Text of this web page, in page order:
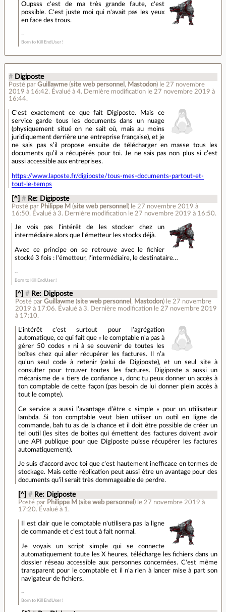
Oupsss c'est de ma très grande faute, c'est
possible. C'est juste moi qui n'avait pas les yeux
en face des trous.
Born to Kill EndUser !
# Digiposte
Posté par Guillawme (site web personnel , Mastodon) le 27 novembre
2019 à 16:42. Évalué à 4. Dernière modification le 27 novembre 2019 à
16:44.
C’est exactement ce que fait Digiposte. Mais ce
service garde tous les documents dans un nuage
(physiquement situé on ne sait où, mais au moins
juridiquement derrière une entreprise française), et je
ne sais pas s’il propose ensuite de télécharger en masse tous les
documents qu’il a récupérés pour toi. Je ne sais pas non plus si c’est
aussi accessible aux entreprises.
https://www.laposte.fr/digiposte/tous-mes-documents-partout-et-
tout-le-temps
[^] # Re: Digiposte
Posté par Philippe M (site web personnel ) le 27 novembre 2019 à
16:50. Évalué à 3. Dernière modification le 27 novembre 2019 à 16:50.
Je vois pas l'intérêt de les stocker chez un
intermédiaire alors que l'émetteur les stocks déjà.
Avec ce principe on se retrouve avec le fichier
stocké 3 fois : l'émetteur, l'intermédiaire, le destinataire…
Born to Kill EndUser !
[^] # Re: Digiposte
Posté par Guillawme(site web personnel , Mastodon) le 27 novembre
2019 à 17:06. Évalué à 3. Dernière modification le 27 novembre 2019
à 17:10.
L’intérêt c’est surtout pour l’agrégation
automatique, ce qui fait que « le comptable n'a pas à
gérer 50 codes » ni à se souvenir de toutes les
boîtes chez qui aller récupérer les factures. Il n’a
qu’un seul code à retenir (celui de Digiposte), et un seul site à
consulter pour trouver toutes les factures. Digiposte a aussi un
mécanisme de « tiers de confiance », donc tu peux donner un accès à
ton comptable de cette façon (pas besoin de lui donner plein accès à
tout le compte).
Ce service a aussi l’avantage d’être « simple » pour un utilisateur
lambda. Si ton comptable veut bien utiliser un outil en ligne de
commande, bah tu as de la chance et il doit être possible de créer un
tel outil (les sites de boites qui émettent des factures doivent avoir
une API publique pour que Digiposte puisse récupérer les factures
automatiquement).
Je suis d’accord avec toi que c’est hautement inefficace en termes de
stockage. Mais cette réplication peut aussi être un avantage pour des
documents qu’il serait très dommageable de perdre.
[^] # Re: Digiposte
Posté par Philippe M (site web personnel ) le 27 novembre 2019 à
17:20. Évalué à 1 .
Il est clair que le comptable n'utilisera pas la ligne
de commande et c'est tout à fait normal.
Je voyais un script simple qui se connecte
automatiquement toute les X heures, télécharge les fichiers dans un
dossier réseau accessible aux personnes concernées. C'est même
transparent pour le comptable et il n'a rien à lancer mise à part son
navigateur de fichiers.
Born to Kill EndUser !